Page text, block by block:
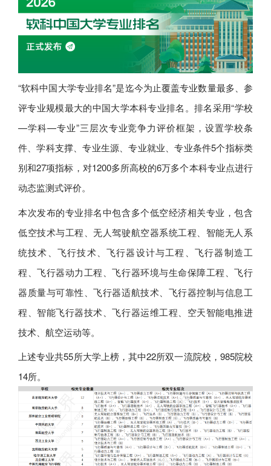
“软科中国大学专业排名”是迄今为止覆盖专业数量最多、参
评专业规模最大的中国大学本科专业排名。排名采用“学校
—学科—专业”三层次专业竞争力评价框架，设置学校条
件、学科支撑、专业生源、专业就业、专业条件5个指标类
别和27项指标，对1200多所高校的6万多个本科专业点进行
动态监测式评价。
本次发布的专业排名中包含多个低空经济相关专业，包含
低空技术与工程、无人驾驶航空器系统工程、智能无人系
统技术、飞行技术、飞行器设计与工程、飞行器制造工
程、飞行器动力工程、飞行器环境与生命保障工程、飞行
器质量与可靠性、飞行器适航技术、飞行器控制与信息工
程、智能飞行器技术、飞行器运维工程、空天智能电推进
技术、航空运动等。
上述专业共55所大学上榜，其中22所双一流院校，985院校
14所。